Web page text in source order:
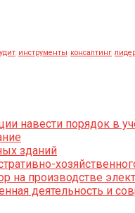
инструменты консалтинг
навести порядок в
зданий
на производстве
деятельность и